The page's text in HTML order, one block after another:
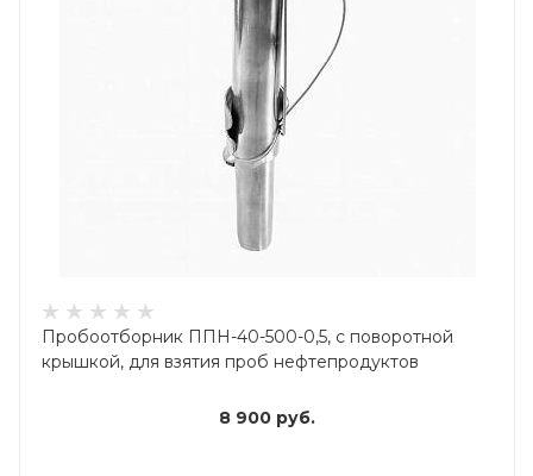
Пробоотборник ППН-40-500-0,5, с поворотной
крышкой, для взятия проб нефтепродуктов
8 900 руб.